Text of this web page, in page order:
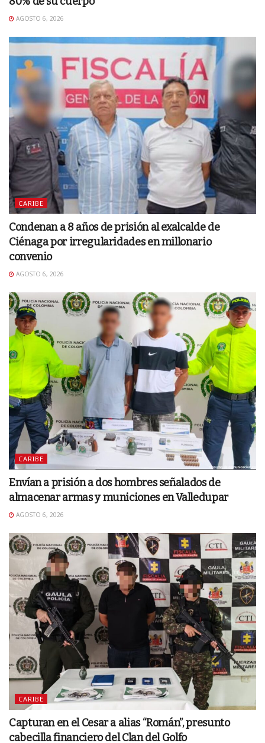
AGOSTO 6, 2026
CARIBE
Condenan a 8 años de prisión al exalcalde de
Ciénaga por irregularidades en millonario
convenio
AGOSTO 6, 2026
CARIBE
Envían a prisión a dos hombres señalados de
almacenar armas y municiones en Valledupar
AGOSTO 6, 2026
CARIBE
Capturan en el Cesar a alias “Román”, presunto
cabecilla financiero del Clan del Golfo